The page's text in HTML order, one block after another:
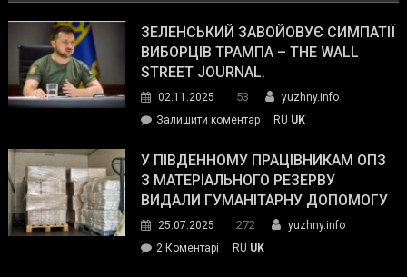
ЗЕЛЕНСЬКИЙ ЗАВОЙОВУЄ СИМПАТІЇ
ВИБОРЦІВ ТРАМПА – THE WALL
STREET JOURNAL.
02.11.2025 53
yuzhny.info
Залишити коментарon
завойовує
симпатії
виборців
The
RU UK
У ПІВДЕННОМУ ПРАЦІВНИКАМ ОПЗ
З МАТЕРІАЛЬНОГО РЕЗЕРВУ
ВИДАЛИ ГУМАНІТАРНУ ДОПОМОГУ
25.07.2025 272
yuzhny.info
2 Коментарі
RU UK